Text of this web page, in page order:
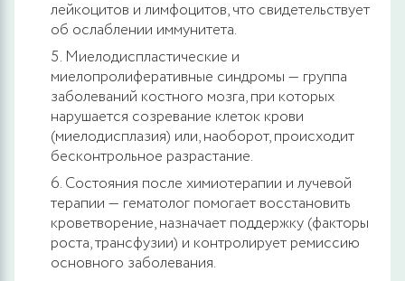
лейкоцитов и лимфоцитов, что свидетельствует
об ослаблении иммунитета.
Миелодиспластические и
миелопролиферативные синдромы — группа
заболеваний костного мозга, при которых
нарушается созревание клеток крови
(миелодисплазия) или, наоборот, происходит
бесконтрольное разрастание.
Состояния после химиотерапии и лучевой
терапии — гематолог помогает восстановить
кроветворение, назначает поддержку (факторы
роста, трансфузии) и контролирует ремиссию
основного заболевания.